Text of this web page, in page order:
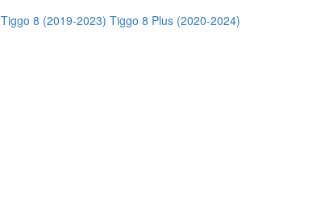
Tiggo 8 (2019-2023) Tiggo 8 Plus (2020-2024)